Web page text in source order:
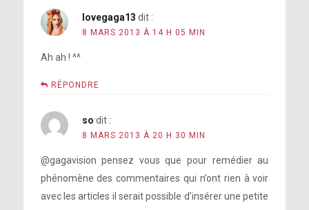
lovegaga13 dit :
8 MARS 2013 À 14 H 05 MIN
Ah ah ! ^^
RÉPONDRE
so dit :
8 MARS 2013 À 20 H 30 MIN
@gagavision pensez vous que pour remédier au
phénomène des commentaires qui n’ont rien à voir
avec les articles il serait possible d’insérer une petite